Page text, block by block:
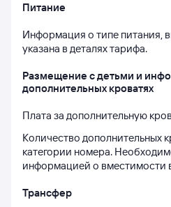
Питание
Информация о типе питания,
указана в деталях тарифа.
Размещение с детьми и
дополнительных кроватях
Плата за дополнительную
Количество дополнительных
категории номера.
информацией о вместимости
Трансфер